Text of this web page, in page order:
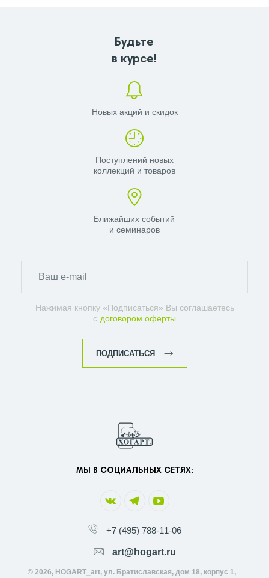
Будьте
в курсе!
Новых акций и скидок
Поступлений новых
коллекций и товаров
Ближайших событий
и семинаров
Нажимая кнопку «Подписаться» Вы соглашаетесь
с договором оферты
ПОДПИСАТЬСЯ
МЫ В СОЦИАЛЬНЫХ СЕТЯХ:
+7 (495) 788-11-06
art@hogart.ru
© 2026, HOGART_art, ул. Братиславская, дом 18, корпус 1,